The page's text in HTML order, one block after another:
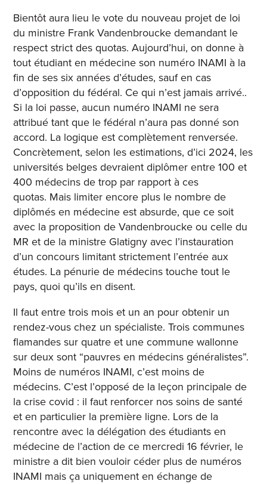
Bientôt aura lieu le vote du nouveau projet de loi
du ministre Frank Vandenbroucke demandant le
respect strict des quotas. Aujourd’hui, on donne à
tout étudiant en médecine son numéro INAMI à la
fin de ses six années d’études, sauf en cas
d’opposition du fédéral. Ce qui n’est jamais arrivé..
Si la loi passe, aucun numéro INAMI ne sera
attribué tant que le fédéral n’aura pas donné son
accord. La logique est complètement renversée.
Concrètement, selon les estimations, d’ici 2024, les
universités belges devraient diplômer entre 100 et
400 médecins de trop par rapport à ces
quotas. Mais limiter encore plus le nombre de
diplômés en médecine est absurde, que ce soit
avec la proposition de Vandenbroucke ou celle du
MR et de la ministre Glatigny avec l’instauration
d’un concours limitant strictement l’entrée aux
études. La pénurie de médecins touche tout le
pays, quoi qu’ils en disent.
Il faut entre trois mois et un an pour obtenir un
rendez-vous chez un spécialiste. Trois communes
flamandes sur quatre et une commune wallonne
sur deux sont “pauvres en médecins généralistes”.
Moins de numéros INAMI, c’est moins de
médecins. C’est l’opposé de la leçon principale de
la crise covid : il faut renforcer nos soins de santé
et en particulier la première ligne. Lors de la
rencontre avec la délégation des étudiants en
médecine de l’action de ce mercredi 16 février, le
ministre a dit bien vouloir céder plus de numéros
INAMI mais ça uniquement en échange de